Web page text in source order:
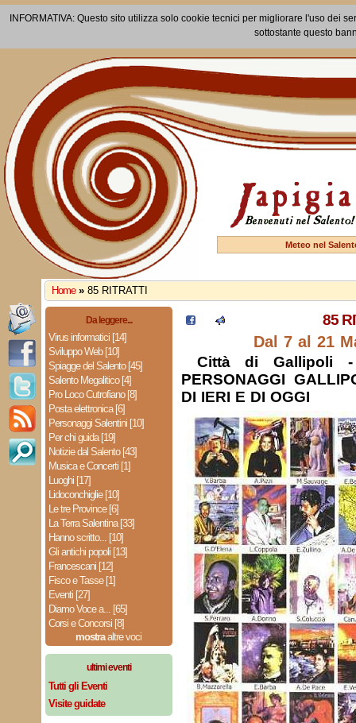
INFORMATIVA: Questo sito utilizza solo cookie tecnici per migliorare l'uso dei
sottostante questo
Meteo nel
Home » 85 RITRATTI
Da leggere...
Virus informatici [14]
Sviluppo Web [10]
Spiagge del Salento [45]
Salento Megalitico [4]
Pro Loco Cutrofiano [8]
Posta elettronica [6]
Personaggi Salentini [10]
Per chi guida [19]
Notizie dal Salento [43]
Musica e Concerti [1]
Luoghi [17]
Lidoconchiglie [10]
Le tre Province [6]
La Terra Salentina [33]
Hanno scritto... [10]
Gli antichi popoli [13]
Francescani [12]
Fisco e Tasse [1]
Eventi [27]
Diamo Voce a... [65]
Corsi e Concorsi [8]
mostraaltre voci
ultimi eventi
Tutti gli Eventi
Visite guidate
85
Dal 7 al 21
Città di Gallipoli -
PERSONAGGI
DI IERI E DI OGGI